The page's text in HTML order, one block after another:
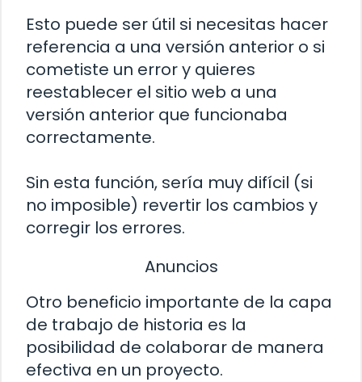
Esto puede ser útil si necesitas hacer
referencia a una versión anterior o si
cometiste un error y quieres
reestablecer el sitio web a una
versión anterior que funcionaba
correctamente.
Sin esta función, sería muy difícil (si
no imposible) revertir los cambios y
corregir los errores.
Anuncios
Otro beneficio importante de la capa
de trabajo de historia es la
posibilidad de colaborar de manera
efectiva en un proyecto.